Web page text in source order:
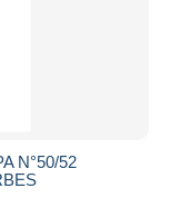
N°50/52